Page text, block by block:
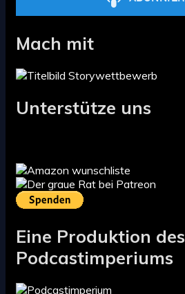
Mach mit
Unterstütze uns
Eine Produktion des
Podcastimperiums